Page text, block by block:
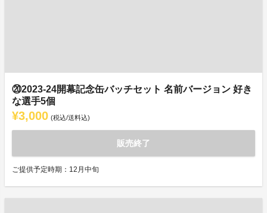
⑳2023-24開幕記念缶バッチセット 名前バージョン 好き
な選手5個
¥3,000 (税込/送料込)
販売終了
ご提供予定時期：12月中旬